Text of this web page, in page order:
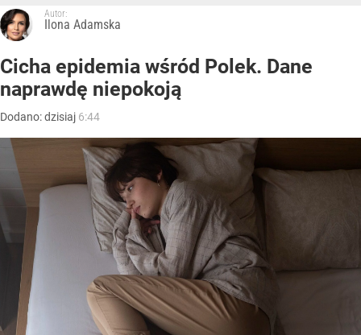
Autor:
Ilona Adamska
Cicha epidemia wśród Polek. Dane
naprawdę niepokoją
Dodano:dzisiaj 6:44